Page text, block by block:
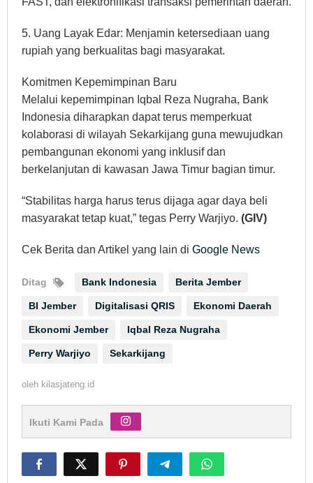
5. Uang Layak Edar: Menjamin ketersediaan uang
rupiah yang berkualitas bagi masyarakat.
Komitmen Kepemimpinan Baru
Melalui kepemimpinan Iqbal Reza Nugraha, Bank
Indonesia diharapkan dapat terus memperkuat
kolaborasi di wilayah Sekarkijang guna mewujudkan
pembangunan ekonomi yang inklusif dan
berkelanjutan di kawasan Jawa Timur bagian timur.
“Stabilitas harga harus terus dijaga agar daya beli
masyarakat tetap kuat,” tegas Perry Warjiyo. (GIV)
Cek Berita dan Artikel yang lain di Google News
Ditag Bank Indonesia Berita Jember
BI Jember Digitalisasi QRIS Ekonomi Daerah
Ekonomi Jember Iqbal Reza Nugraha
Perry Warjiyo Sekarkijang
oleh kilasjateng.id
Ikuti Kami Pada